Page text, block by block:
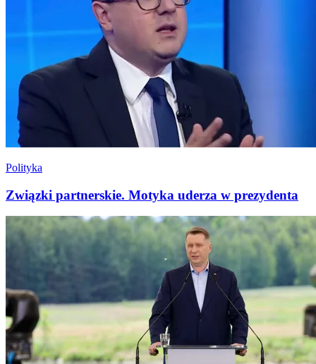
Polityka
Związki partnerskie. Motyka uderza w prezydenta